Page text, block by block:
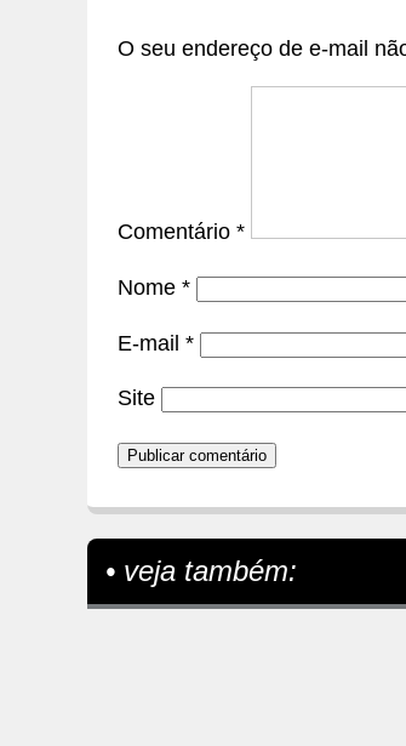
O seu endereço de e-mail
Comentário *
Nome *
E-mail *
Site
• veja também: